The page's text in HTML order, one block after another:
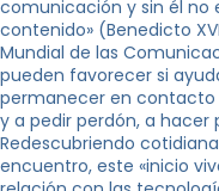
comunicación y sin él no
contenido» (Benedicto
Mundial de las
pueden favorecer si
permanecer en contacto
y a pedir perdón, a hacer
Redescubriendo
encuentro, este «inicio